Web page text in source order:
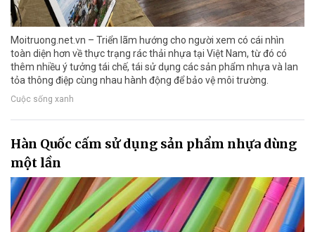
Moitruong.net.vn – Triển lãm hướng cho người xem có cái nhìn
toàn diện hơn về thực trạng rác thải nhựa tại Việt Nam, từ đó có
thêm nhiều ý tưởng tái chế, tái sử dụng các sản phẩm nhựa và lan
tỏa thông điệp cùng nhau hành động để bảo vệ môi trường.
Cuộc sống xanh
Hàn Quốc cấm sử dụng sản phẩm nhựa dùng
một lần